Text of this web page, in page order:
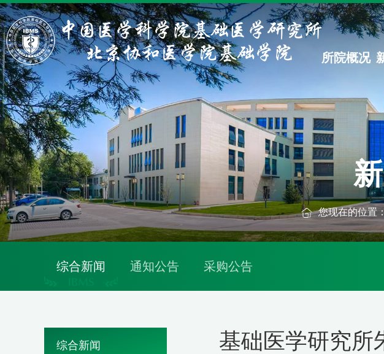
所院概况
您现在的位置
综合新闻 通知公告 采购公告
综合新闻
基础医学研究所